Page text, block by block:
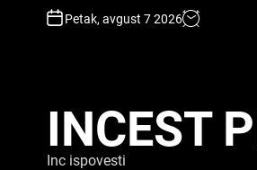
Petak, avgust 7 2026
INCEST
Inc ispovesti